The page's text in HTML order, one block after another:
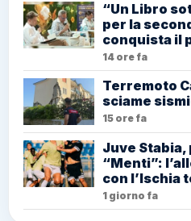
“Un Libro
per la
conquista il
14 ore fa
Terremoto
sciame
15 ore fa
Juve
“Menti”:
con l’Ischia
1 giorno fa